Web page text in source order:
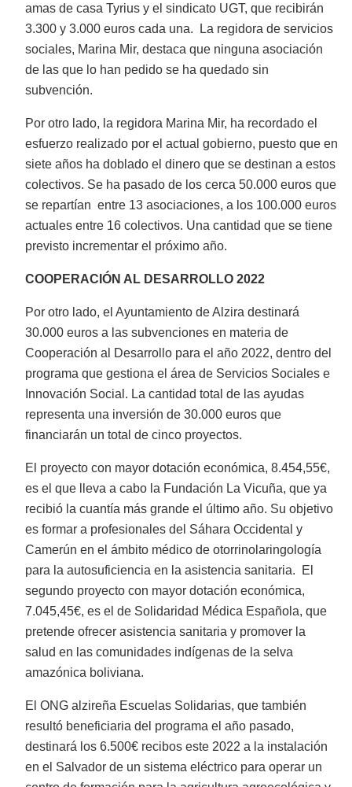
amas de casa Tyrius y el sindicato UGT, que recibirán
3.300 y 3.000 euros cada una. La regidora de servicios
sociales, Marina Mir, destaca que ninguna asociación
de las que lo han pedido se ha quedado sin
subvención.
Por otro lado, la regidora Marina Mir, ha recordado el
esfuerzo realizado por el actual gobierno, puesto que en
siete años ha doblado el dinero que se destinan a estos
colectivos. Se ha pasado de los cerca 50.000 euros que
se repartían entre 13 asociaciones, a los 100.000 euros
actuales entre 16 colectivos. Una cantidad que se tiene
previsto incrementar el próximo año.
COOPERACIÓN AL DESARROLLO 2022
Por otro lado, el Ayuntamiento de Alzira destinará
30.000 euros a las subvenciones en materia de
Cooperación al Desarrollo para el año 2022, dentro del
programa que gestiona el área de Servicios Sociales e
Innovación Social. La cantidad total de las ayudas
representa una inversión de 30.000 euros que
financiarán un total de cinco proyectos.
El proyecto con mayor dotación económica, 8.454,55€,
es el que lleva a cabo la Fundación La Vicuña, que ya
recibió la cuantía más grande el último año. Su objetivo
es formar a profesionales del Sáhara Occidental y
Camerún en el ámbito médico de otorrinolaringología
para la autosuficiencia en la asistencia sanitaria. El
segundo proyecto con mayor dotación económica,
7.045,45€, es el de Solidaridad Médica Española, que
pretende ofrecer asistencia sanitaria y promover la
salud en las comunidades indígenas de la selva
amazónica boliviana.
El ONG alzireña Escuelas Solidarias, que también
resultó beneficiaria del programa el año pasado,
destinará los 6.500€ recibos este 2022 a la instalación
en el Salvador de un sistema eléctrico para operar un